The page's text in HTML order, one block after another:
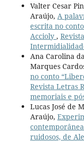
Valter Cesar
Araújo, A
escrita no
Accioly ,
Ana Carolina
Marques
no conto
Revista Letras
memoriais e
Lucas José de
Araújo,
ruidosos, de